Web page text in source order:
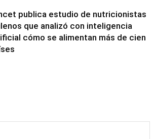
publica estudio de nutricionistas
que analizó con inteligencia
cómo se alimentan más de cien